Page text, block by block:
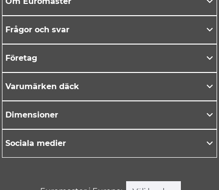
Frågor och svar
Företag
Varumärken däck
Dimensioner
Sociala medier